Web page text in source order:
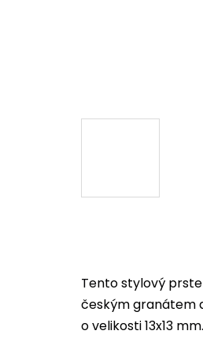
Tento stylový
českým granátem
o velikosti 13x13 mm.